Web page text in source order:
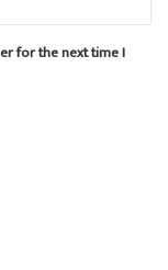
for the next time I